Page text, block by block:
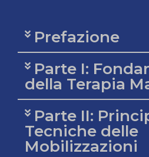
Prefazione
Parte I:
della Terapia
Parte II:
Tecniche delle
Mobilizzazioni